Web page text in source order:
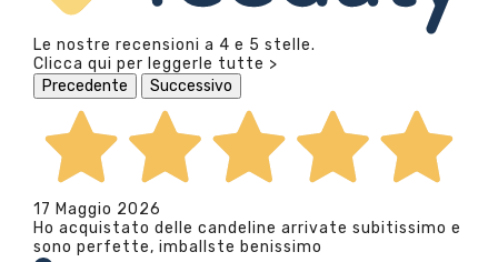
Le nostre recensioni a 4 e 5 stelle.
Clicca qui per leggerle tutte >
Precedente
Successivo
17 Maggio 2026
Ho acquistato delle candeline arrivate subitissimo e
sono perfette, imballste benissimo